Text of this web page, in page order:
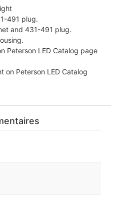
491 plug.
and 431-491 plug.
Peterson LED Catalog page
on Peterson LED Catalog